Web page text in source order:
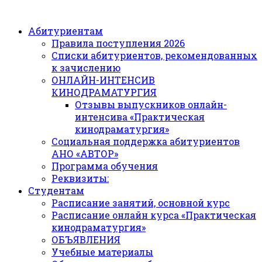
Абитуриентам
Правила поступления 2026
Списки абитуриентов, рекомендованных
к зачислению
ОНЛАЙН-ИНТЕНСИВ
КИНОДРАМАТУРГИЯ
Отзывы выпускников онлайн-
интенсива «Практическая
кинодраматургия»
Социальная поддержка абитуриентов
АНО «АВТОР»
Программа обучения
Реквизиты:
Студентам
Расписание занятий, основной курс
Расписание онлайн курса «Практическая
кинодраматургия»
ОБЪЯВЛЕНИЯ
Учебные материалы